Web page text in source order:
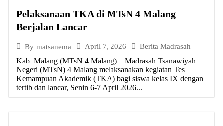
Pelaksanaan TKA di MTsN 4 Malang
Berjalan Lancar
By matsanema April 7, 2026 Berita Madrasah
Kab. Malang (MTsN 4 Malang) – Madrasah Tsanawiyah
Negeri (MTsN) 4 Malang melaksanakan kegiatan Tes
Kemampuan Akademik (TKA) bagi siswa kelas IX dengan
tertib dan lancar, Senin 6-7 April 2026...